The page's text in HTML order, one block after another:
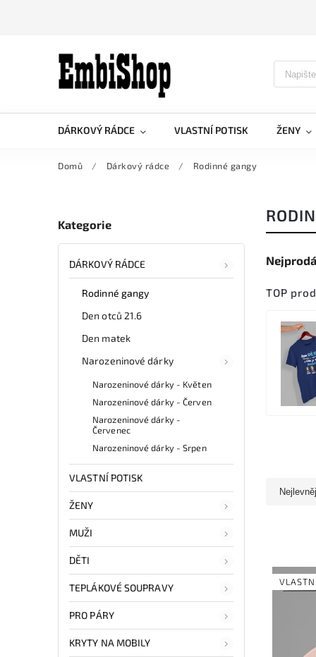
DÁRKOVÝ RÁDCE VLASTNÍ POTISK ŽENY
Domů / Dárkový rádce / Rodinné gangy
Kategorie
DÁRKOVÝ RÁDCE
Rodinné gangy
Den otců 21.6
Den matek
Narozeninové dárky
Narozeninové dárky - Květen
Narozeninové dárky - Červen
Narozeninové dárky -
Červenec
Narozeninové dárky - Srpen
VLASTNÍ POTISK
ŽENY
MUŽI
DĚTI
TEPLÁKOVÉ SOUPRAVY
PRO PÁRY
KRYTY NA MOBILY
TOP